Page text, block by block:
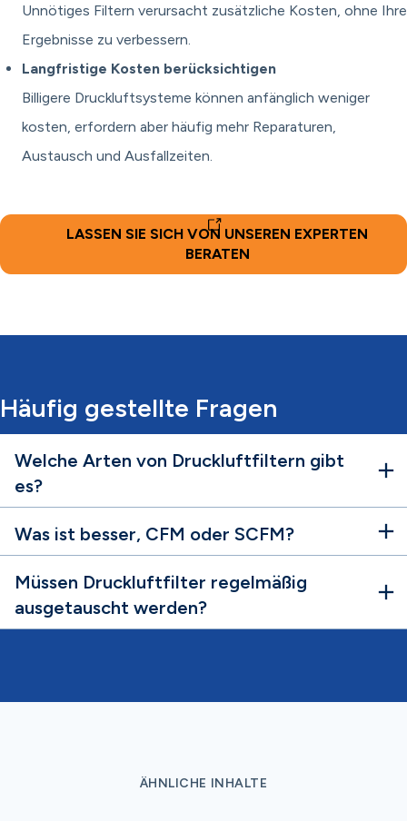
Unnötiges Filtern verursacht zusätzliche Kosten, ohne Ihre
Ergebnisse zu verbessern.
Langfristige Kosten berücksichtigen
Billigere Druckluftsysteme können anfänglich weniger
kosten, erfordern aber häufig mehr Reparaturen,
Austausch und Ausfallzeiten.
LASSEN SIE SICH VON UNSEREN EXPERTEN
BERATEN
Häufig gestellte Fragen
Welche Arten von Druckluftfiltern gibt
es?
Was ist besser, CFM oder SCFM?
Müssen Druckluftfilter regelmäßig
ausgetauscht werden?
ÄHNLICHE INHALTE